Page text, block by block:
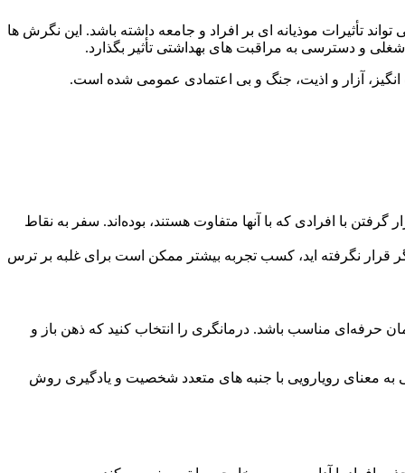
تأثیرات موذیانه ای بر افراد و جامعه داشته باشد. این نگرش ها
و دسترسی به مراقبت های بهداشتی تأثیر بگذارد.
آزار و اذیت، جنگ و بی اعتمادی عمومی شده است.
با افرادی که با آنها متفاوت هستند، بوده‌اند. سفر به نقاط
قرار نگرفته اید، کسب تجربه بیشتر ممکن است برای غلبه بر ترس
حرفه‌ای مناسب باشد. درمانگری را انتخاب کنید که ذهن باز و
به معنای رویارویی با جنبه های متعدد شخصیت و یادگیری روش